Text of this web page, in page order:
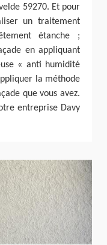
59270. Et pour
un traitement
étanche ;
en appliquant
« anti humidité
la méthode
que vous avez.
entreprise Davy